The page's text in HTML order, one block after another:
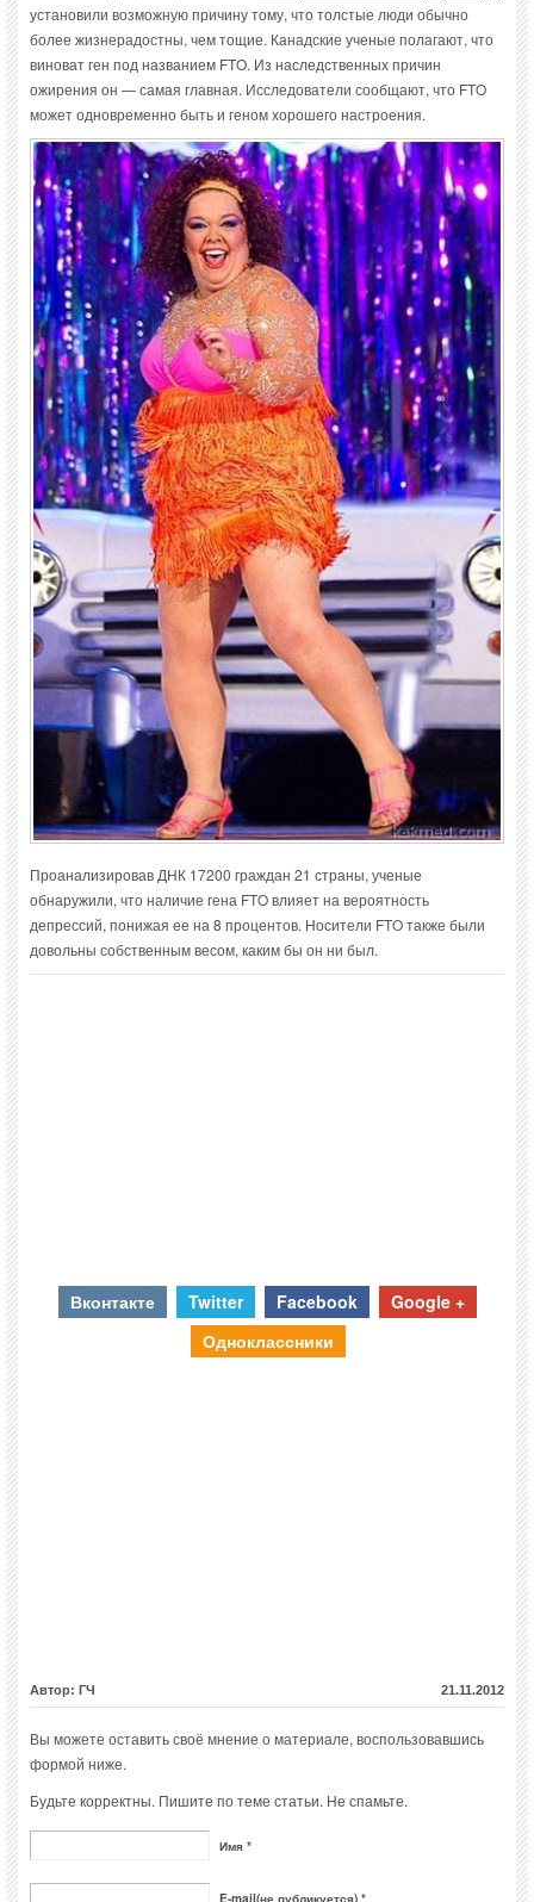
установили возможную причину тому, что толстые люди обычно
более жизнерадостны, чем тощие. Канадские ученые полагают, что
виноват ген под названием FTO. Из наследственных причин
ожирения он — самая главная. Исследователи сообщают, что FTO
может одновременно быть и геном хорошего настроения.
Проанализировав ДНК 17200 граждан 21 страны, ученые
обнаружили, что наличие гена FTO влияет на вероятность
депрессий, понижая ее на 8 процентов. Носители FTO также были
довольны собственным весом, каким бы он ни был.
Вконтакте Twitter Facebook
Google +
Одноклассники
Автор: ГЧ 21.11.2012
Вы можете оставить своё мнение о материале, воспользовавшись
формой ниже.
Будьте корректны. Пишите по теме статьи. Не спамьте.
Имя *
E-mail(не публикуется) *